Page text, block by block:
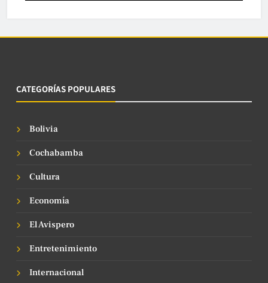
CATEGORÍAS POPULARES
Bolivia
Cochabamba
Cultura
Economía
El Avispero
Entretenimiento
Internacional